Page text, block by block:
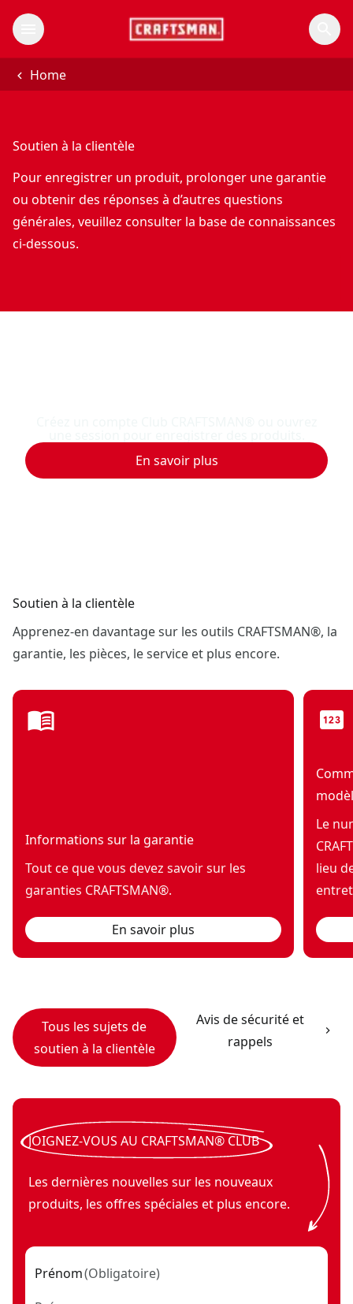
Home
Soutien à la clientèle
Pour enregistrer un produit, prolonger une garantie
ou obtenir des réponses à d’autres questions
générales, veuillez consulter la base de connaissances
ci-dessous.
En savoir plus
Soutien à la clientèle
Apprenez-en davantage sur les outils CRAFTSMAN®, la
garantie, les pièces, le service et plus encore.
menu_book
Informations sur la garantie
Tout ce que vous devez savoir sur les
garanties CRAFTSMAN®.
En savoir plus
pin
Le
lieu
Tous les sujets de
soutien à la clientèle
Avis de sécurité et
rappels
JOIGNEZ-VOUS AU CRAFTSMAN® CLUB
Les dernières nouvelles sur les nouveaux
produits, les offres spéciales et plus encore.
Prénom(Obligatoire)